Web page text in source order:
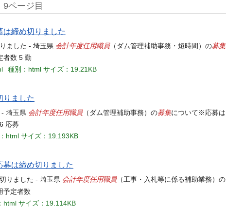
9ページ目
締め切りました
ました - 埼玉県 会計年度任用職員（ダム管理補助事務・短時間）の募集
者数 5 勤
種別：html サイズ：19.21KB
りました
埼玉県 会計年度任用職員（ダム管理補助事務）の募集について※応募は
応募
html サイズ：19.193KB
は締め切りました
りました - 埼玉県 会計年度任用職員（工事・入札等に係る補助業務）の
予定者数
html サイズ：19.114KB